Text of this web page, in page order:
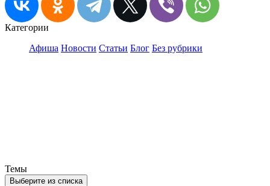
Категории
Афиша Новости Статьи Блог Без рубрики
Темы
Выберите из списка